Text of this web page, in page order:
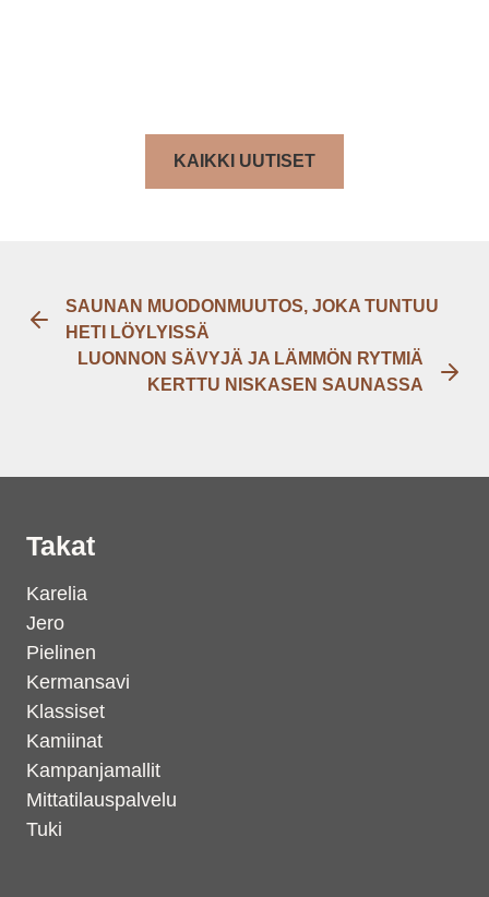
KAIKKI UUTISET
SAUNAN MUODONMUUTOS, JOKA TUNTUU
HETI LÖYLYISSÄ
LUONNON SÄVYJÄ JA LÄMMÖN RYTMIÄ
KERTTU NISKASEN SAUNASSA
Takat
Karelia
Jero
Pielinen
Kermansavi
Klassiset
Kamiinat
Kampanjamallit
Mittatilauspalvelu
Tuki